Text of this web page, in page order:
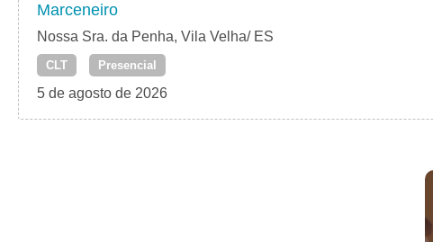
Marceneiro
Nossa Sra. da Penha, Vila Velha/ ES
CLT Presencial
5 de agosto de 2026